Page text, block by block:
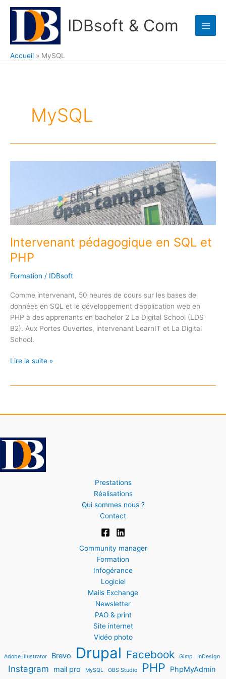
IDBsoft & Com
Accueil MySQL
MySQL
Intervenant pédagogique en SQL et
PHP
Formation / IDBsoft
Comme intervenant, 50 heures de cours sur les bases de
données en SQL et le développement d’application web en
PHP à des apprenants en bachelor 2 La Digital School (LDS
B2). Aux Portes Ouvertes, intervenant LearnIT et La Digital
School.
Intervenant
PHP
Lire la suite »
Prestations
Réalisations
Qui sommes nous ?
Contact
Community manager
Formation
Infogérance
Logiciel
Mails Exchange
Newsletter
PAO & print
Site internet
Vidéo photo
Adobe Illustrator Brevo Drupal Facebook Gimp InDesign
Instagram mail pro MySQL OBS Studio PHP PhpMyAdmin